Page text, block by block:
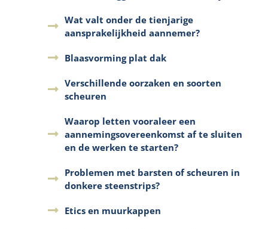
Wat valt onder de tienjarige
aansprakelijkheid aannemer?
Blaasvorming plat dak
Verschillende oorzaken en soorten
scheuren
Waarop letten vooraleer een
aannemingsovereenkomst af te sluiten
en de werken te starten?
Problemen met barsten of scheuren in
donkere steenstrips?
Etics en muurkappen